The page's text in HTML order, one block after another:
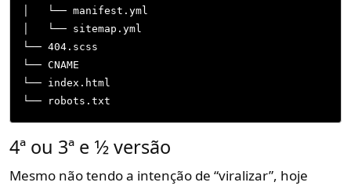
│   └── manifest.yml
│   └── sitemap.yml
└── 404.scss
└── CNAME
└── index.html
└── robots.txt
4ª ou 3ª e 1⁄2 versão
Mesmo não tendo a intenção de “viralizar”, hoje